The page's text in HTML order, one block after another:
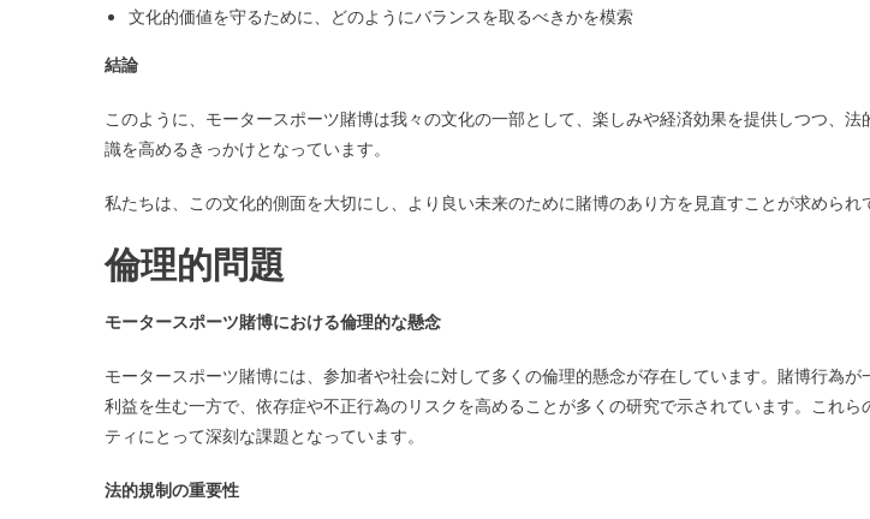
文化的価値を守るために、どのようにバランスを取るべきかを模索
結論
このように、モータースポーツ賭博は我々の文化の一部として、楽しみや経済効果を提供しつつ、
識を高めるきっかけとなっています。
私たちは、この文化的側面を大切にし、より良い未来のために賭博のあり方を見直すことが求められ
倫理的問題
モータースポーツ賭博における倫理的な懸念
モータースポーツ賭博には、参加者や社会に対して多くの倫理的懸念が存在しています。賭博行為
利益を生む一方で、依存症や不正行為のリスクを高めることが多くの研究で示されています。これら
ティにとって深刻な課題となっています。
法的規制の重要性